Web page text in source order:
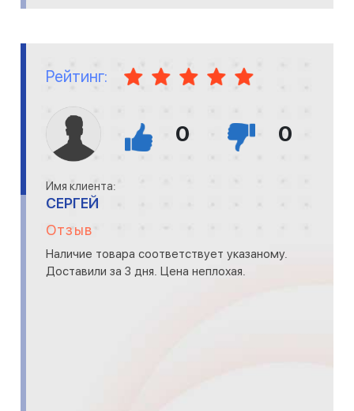
Рейтинг:
0 0
Имя клиента:
СЕРГЕЙ
Отзыв
Наличие товара соответствует указаному.
Доставили за 3 дня. Цена неплохая.